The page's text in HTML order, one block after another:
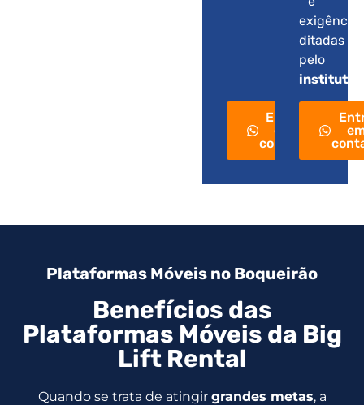
Entre
em
contato
ditadas
pelo
instituto
Plataformas Móveis no Boqueirão
Benefícios das
Plataformas Móveis da Big
Lift Rental
Quando se trata de atingir grandes metas, a